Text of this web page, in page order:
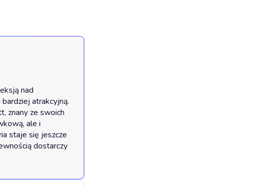
nad
atrakcyjną.
znany ze swoich
ale i
staje się jeszcze
dostarczy